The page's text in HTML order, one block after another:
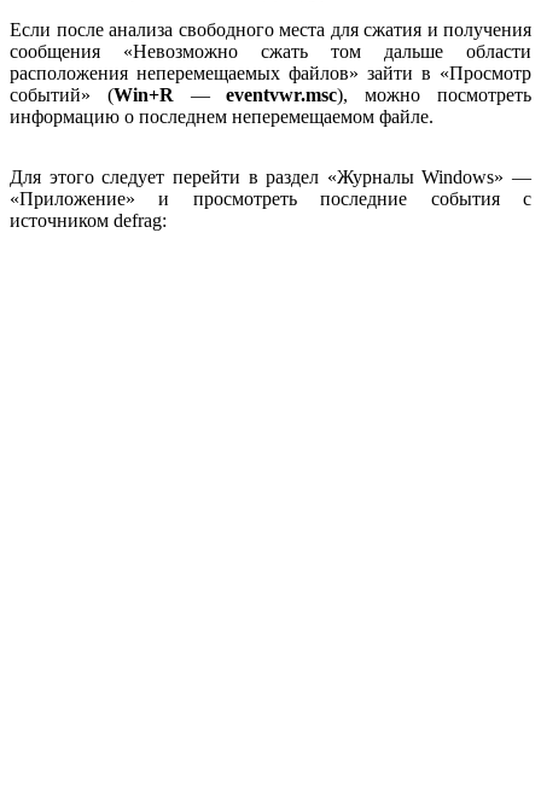
Если после анализа свободного места для сжатия и получения
сообщения «Невозможно сжать том дальше области
расположения неперемещаемых файлов» зайти в «Просмотр
событий» (Win+R —eventvwr.msc), можно посмотреть
информацию о последнем неперемещаемом файле.
Для этого следует перейти в раздел «Журналы Windows» —
«Приложение» и просмотреть последние события с
источником defrag: